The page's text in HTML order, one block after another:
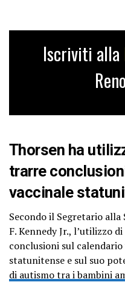
Iscriviti alla
Thorsen ha
trarre
vaccinale
Secondo il Segretario
F. Kennedy Jr., l’utilizzo
conclusioni sul
statunitense e sul suo
di autismo tra i bambini